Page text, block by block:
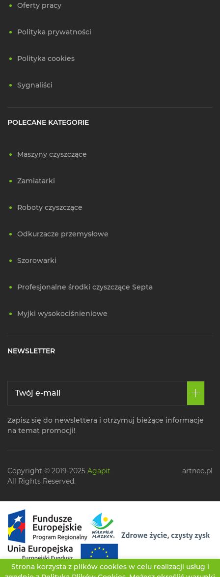
Strona korzysta z plików cookies w celu realizacji usług i
Oferty pracy
Polityka prywatności
Polityka cookies
Sygnaliści
POLECANE KATEGORIE
Maszyny czyszczące
Zamiatarki
Roboty czyszczące
Odkurzacze przemysłowe
Szorowarki
Profesjonalne środki czyszczące Septa
Myjki wysokociśnieniowe
NEWSLETTER
Zapisz się do newslettera i otrzymuj bieżące informacje
na temat promocji!
Copyright © 2019-2025 Agapit
All Rights Reserved.
artneo.pl